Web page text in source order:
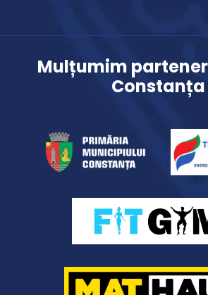
Mulțumim
Constanța